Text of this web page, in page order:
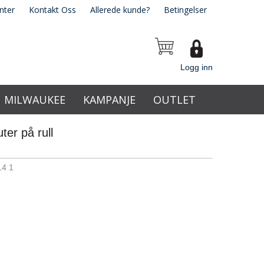
Kontakt Oss Allerede kunde? Betingelser
Logg inn
MILWAUKEE KAMPANJE OUTLET
på rull
1